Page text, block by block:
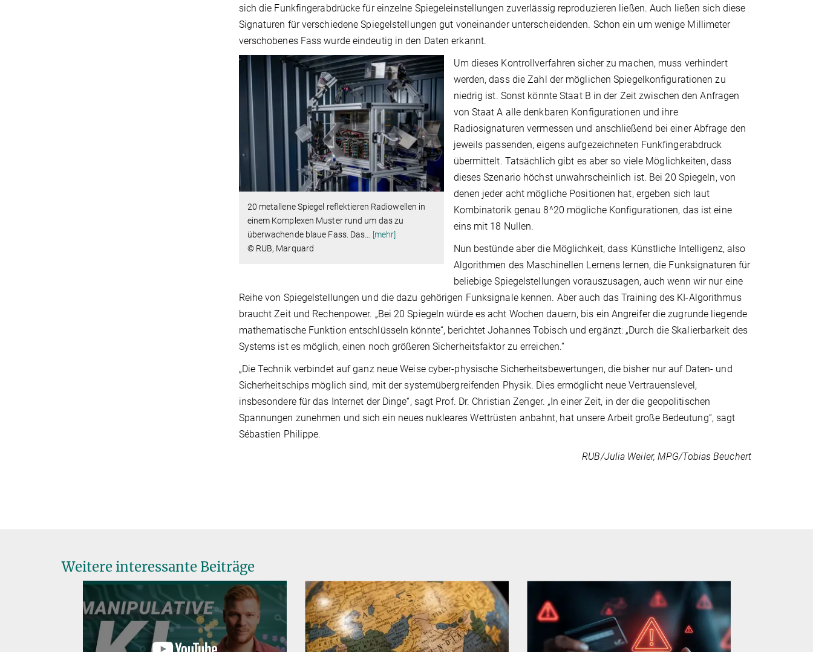
sich die Funkfingerabdrücke für einzelne Spiegeleinstellungen zuverlässig reproduzieren ließen. Auch ließen sich diese
Signaturen für verschiedene Spiegelstellungen gut voneinander unterscheidenden. Schon ein um wenige Millimeter
verschobenes Fass wurde eindeutig in den Daten erkannt.
20 metallene Spiegel reflektieren Radiowellen in
einem Komplexen Muster rund um das zu
überwachende blaue Fass. Das
[mehr]
© RUB, Marquard
Um dieses Kontrollverfahren sicher zu machen, muss verhindert
werden, dass die Zahl der möglichen Spiegelkonfigurationen zu
niedrig ist. Sonst könnte Staat B in der Zeit zwischen den Anfragen
von Staat A alle denkbaren Konfigurationen und ihre
Radiosignaturen vermessen und anschließend bei einer Abfrage den
jeweils passenden, eigens aufgezeichneten Funkfingerabdruck
übermittelt. Tatsächlich gibt es aber so viele Möglichkeiten, dass
dieses Szenario höchst unwahrscheinlich ist. Bei 20 Spiegeln, von
denen jeder acht mögliche Positionen hat, ergeben sich laut
Kombinatorik genau 8^20 mögliche Konfigurationen, das ist eine
eins mit 18 Nullen.
Nun bestünde aber die Möglichkeit, dass Künstliche Intelligenz, also
Algorithmen des Maschinellen Lernens lernen, die Funksignaturen für
beliebige Spiegelstellungen vorauszusagen, auch wenn wir nur eine
Reihe von Spiegelstellungen und die dazu gehörigen Funksignale kennen. Aber auch das Training des KI-Algorithmus
braucht Zeit und Rechenpower. „Bei 20 Spiegeln würde es acht Wochen dauern, bis ein Angreifer die zugrunde liegende
mathematische Funktion entschlüsseln könnte“, berichtet Johannes Tobisch und ergänzt: „Durch die Skalierbarkeit des
Systems ist es möglich, einen noch größeren Sicherheitsfaktor zu erreichen.“
„Die Technik verbindet auf ganz neue Weise cyber-physische Sicherheitsbewertungen, die bisher nur auf Daten- und
Sicherheitschips möglich sind, mit der systemübergreifenden Physik. Dies ermöglicht neue Vertrauenslevel,
insbesondere für das Internet der Dinge“, sagt Prof. Dr. Christian Zenger. „In einer Zeit, in der die geopolitischen
Spannungen zunehmen und sich ein neues nukleares Wettrüsten anbahnt, hat unsere Arbeit große Bedeutung“, sagt
Sébastien Philippe.
RUB/Julia Weiler, MPG/Tobias Beuchert
Weitere interessante Beiträge